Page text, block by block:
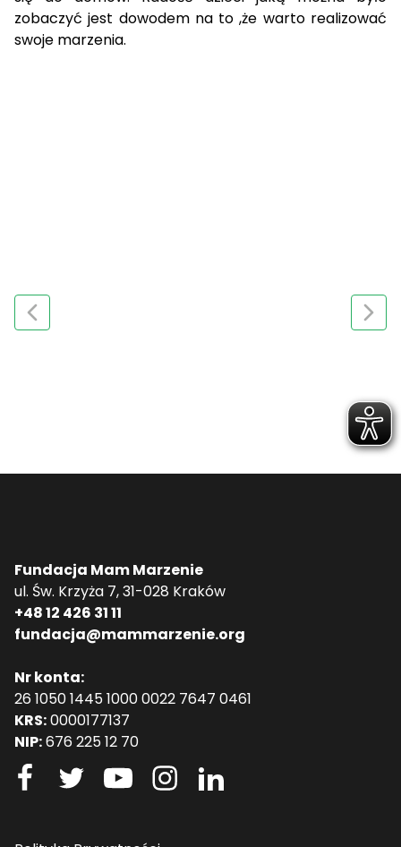
zobaczyć jest dowodem na to ,że warto realizować
swoje marzenia.
Fundacja Mam Marzenie
ul. Św. Krzyża 7, 31-028 Kraków
+48 12 426 31 11
fundacja@mammarzenie.org
Nr konta:
26 1050 1445 1000 0022 7647 0461
KRS:0000177137
NIP:676 225 12 70